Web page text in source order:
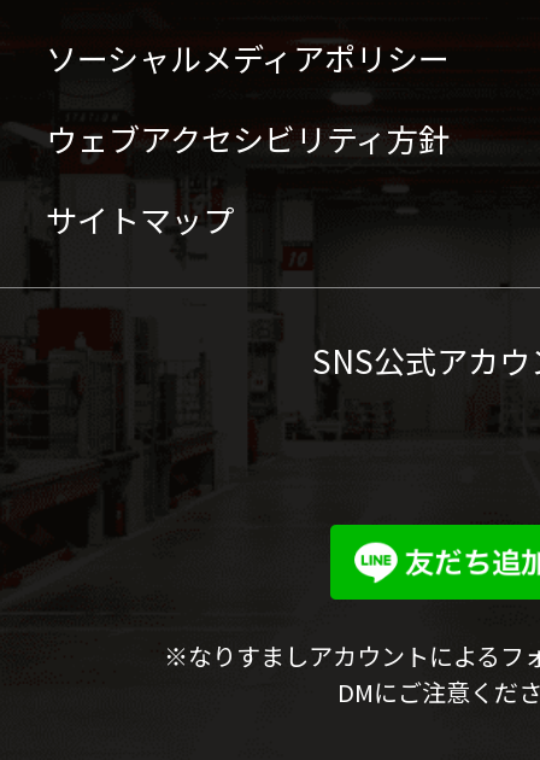
ソーシャルメディアポリシー
ウェブアクセシビリティ方針
サイトマップ
SNS公式アカ
※なりすましアカウントによるフ
DMにご注意くだ